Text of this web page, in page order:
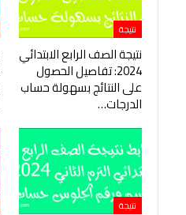
نتيجة
نتيجة الصف الرابع الابتدائي
2024: تفاصيل الحصول
على النتائج بسهولة حساب
الدرجات…
نتيجة